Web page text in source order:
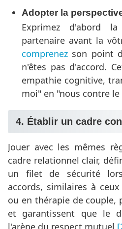
Adopter la
Exprimez d'abord
partenaire avant la
comprenez son point
n'êtes pas d'accord.
empathie cognitive,
moi" en "nous contre
4. Établir un cadre
Jouer avec les mêmes
cadre relationnel clair,
un filet de sécurité
accords, similaires à
ou en thérapie de couple,
et garantissent que le